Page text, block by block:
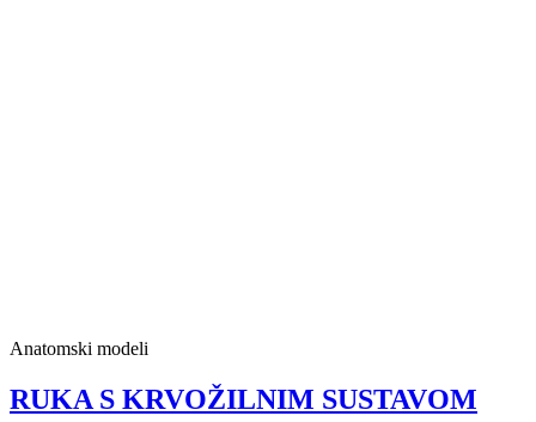
Anatomski modeli
RUKA S KRVOŽILNIM SUSTAVOM